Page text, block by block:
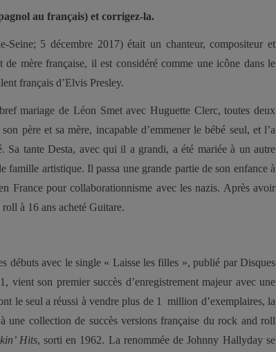
au français) et corrigez-la.
5 décembre 2017) était un chanteur, compositeur et
mère française, il est considéré comme une icône dans le
français d’Elvis Presley.
mariage de Léon Smet avec Huguette Clerc, toutes deux
père et sa mère, incapable d’emmener le bébé seul, et l’a
Sa tante Desta, avec qui il a grandi, a été mariée à un autre
artistique. Il passa une grande partie de son enfance à
France pour collaborationnisme avec les nazis. Après avoir
roll à 16 ans acheté Guitare.
débuts avec le single « Laisse les filles », publié par Disques
vient son premier succès d’enregistrement majeur avec une
le seul a réussi à vendre plus de 1 million d’exemplaires, la
une collection de succès versions française du rock and roll
Hits, sorti en 1962. La renommée de Johnny Hallyday se